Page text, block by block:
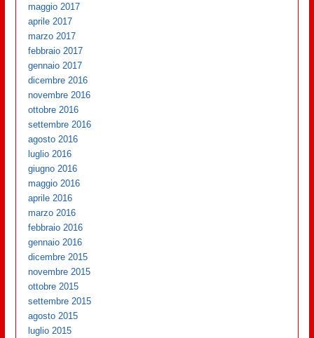
maggio 2017
aprile 2017
marzo 2017
febbraio 2017
gennaio 2017
dicembre 2016
novembre 2016
ottobre 2016
settembre 2016
agosto 2016
luglio 2016
giugno 2016
maggio 2016
aprile 2016
marzo 2016
febbraio 2016
gennaio 2016
dicembre 2015
novembre 2015
ottobre 2015
settembre 2015
agosto 2015
luglio 2015